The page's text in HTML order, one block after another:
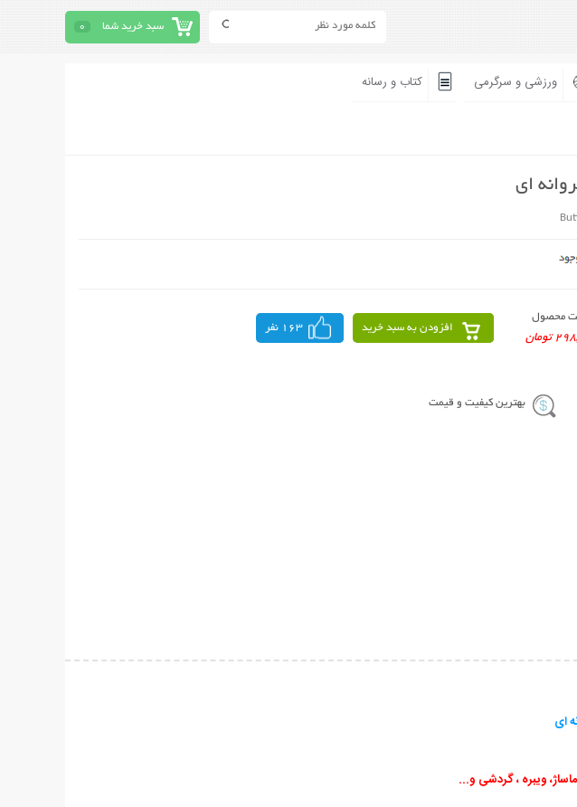
سبد خرید شما 0
ورزشی و سرگرمی کتاب و رسانه
ای
محصول
تومان
افزودن به سبد خرید 163 نفر
بهترین کیفیت و قیمت
ای
ویبره ، گردشی و...